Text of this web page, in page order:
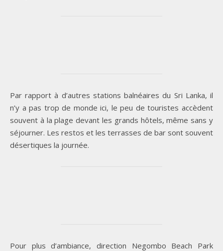
Par rapport à d’autres stations balnéaires du Sri Lanka, il
n’y a pas trop de monde ici, le peu de touristes accèdent
souvent à la plage devant les grands hôtels, même sans y
séjourner. Les restos et les terrasses de bar sont souvent
désertiques la journée.
Pour plus d’ambiance, direction Negombo Beach Park